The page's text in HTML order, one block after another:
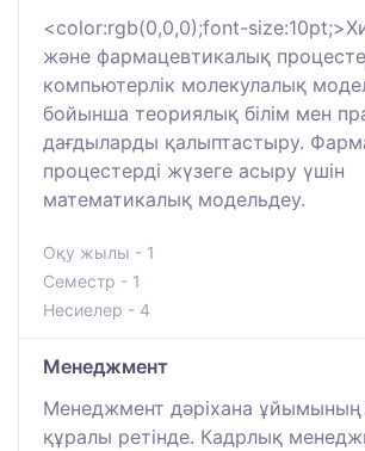
<color:rgb(0,0,0);font-
және фармацевтикалық
компьютерлік молекулалық
бойынша теориялық білім мен
дағдыларды қалыптастыру.
процестерді жүзеге асыру үшін
математикалық модельдеу.
Оқу жылы - 1
Семестр - 1
Несиелер - 4
Менеджмент
Менеджмент дәріхана ұйымының
құралы ретінде. Кадрлық